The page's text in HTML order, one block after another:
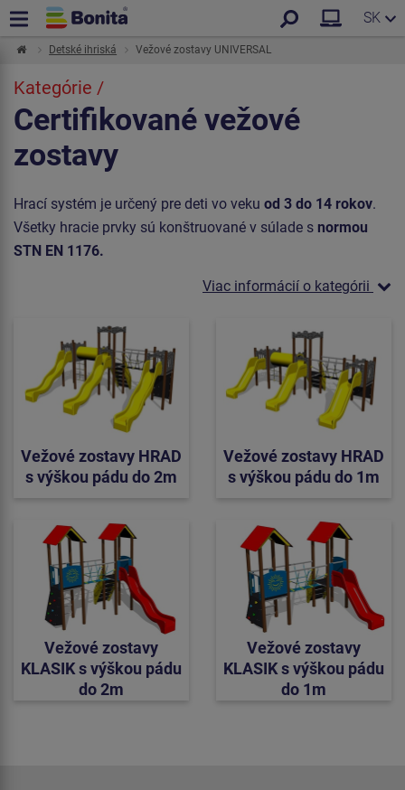
SK
Detské ihriská Vežové zostavy UNIVERSAL
Kategórie /
Certifikované vežové
zostavy
Hrací systém je určený pre deti vo veku od 3 do 14 rokov.
Všetky hracie prvky sú konštruované v súlade s normou
STN EN 1176.
Viac informácií o kategórii
Vežové zostavy HRAD
s výškou pádu do 2m
Vežové zostavy HRAD
s výškou pádu do 1m
Vežové zostavy
KLASIK s výškou pádu
do 2m
Vežové zostavy
KLASIK s výškou pádu
do 1m